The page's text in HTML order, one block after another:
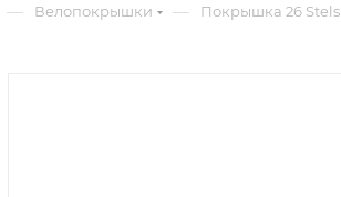
— Велопокрышки — Покрышка 26 Stels